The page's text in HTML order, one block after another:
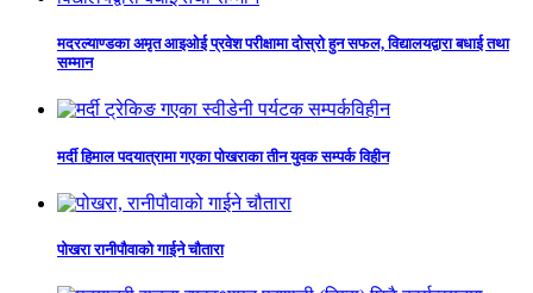
मदरल्याण्डका अमृत आइओई प्रवेश परीक्षामा दोस्रो हुन सफल, विद्यालयद्वारा बधाई तथा
सम्मान
मर्दी हिमाल पदयात्रामा गएका पोखराका तीन युवक सम्पर्क विहीन
पोखरा रानीपौवाको गाईने चौतारा